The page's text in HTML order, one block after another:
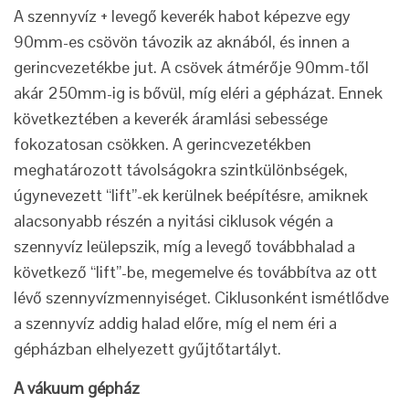
A szennyvíz + levegő keverék habot képezve egy
90mm-es csövön távozik az aknából, és innen a
gerincvezetékbe jut. A csövek átmérője 90mm-től
akár 250mm-ig is bővül, míg eléri a gépházat. Ennek
következtében a keverék áramlási sebessége
fokozatosan csökken. A gerincvezetékben
meghatározott távolságokra szintkülönbségek,
úgynevezett “lift”-ek kerülnek beépítésre, amiknek
alacsonyabb részén a nyitási ciklusok végén a
szennyvíz leülepszik, míg a levegő továbbhalad a
következő “lift”-be, megemelve és továbbítva az ott
lévő szennyvízmennyiséget. Ciklusonként ismétlődve
a szennyvíz addig halad előre, míg el nem éri a
gépházban elhelyezett gyűjtőtartályt.
A vákuum gépház